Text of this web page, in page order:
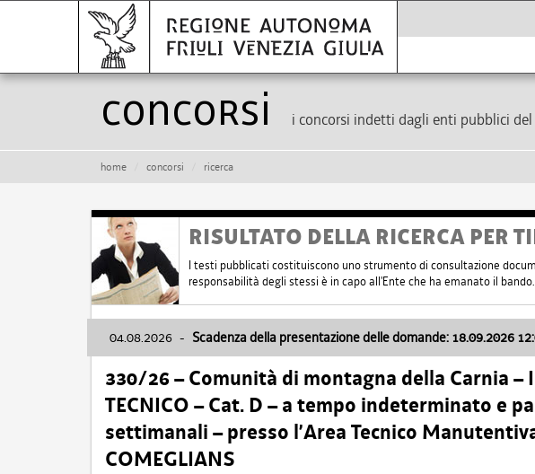
Concorsi i concorsi indetti dagli enti pubblici
home concorsi ricerca
RISULTATO DELLA RICERCA PER
I testi pubblicati costituiscono uno strumento di consultazione
responsabilità degli stessi è in capo all'Ente che ha emanato il bando.
04.08.2026 - Scadenza della presentazione delle domande: 18.09.2026
330/26 – Comunità di montagna della Carnia –
TECNICO – Cat. D – a tempo indeterminato e
settimanali – presso l’Area Tecnico
COMEGLIANS